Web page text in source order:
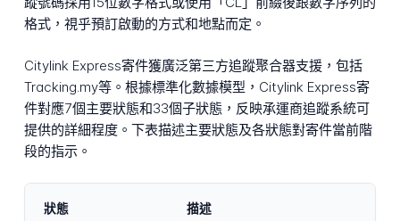
格式，視乎預訂啟動的方式和地點而定。
Citylink Express寄件獲廣泛第三方追蹤聚合器支援，包括
Tracking.my等。根據標準化數據模型，Citylink Express寄
件對應7個主要狀態和33個子狀態，反映承運商追蹤系統可
提供的詳細程度。下表描述主要狀態及各狀態對寄件當前階
段的指示。
狀態 描述